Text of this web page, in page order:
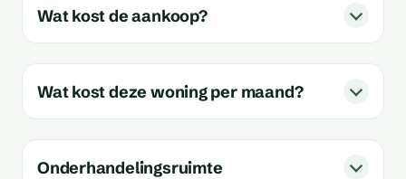
Wat kost de aankoop?
Wat kost deze woning per maand?
Onderhandelingsruimte